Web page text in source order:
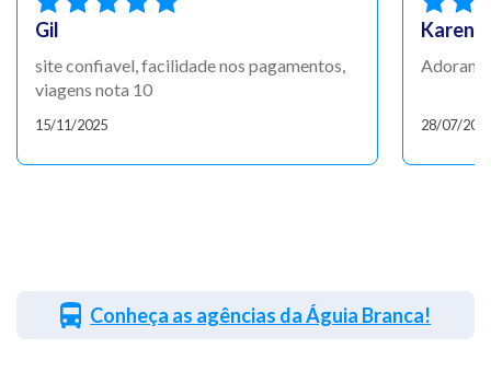
Gil
site confiavel, facilidade nos pagamentos,
viagens nota 10
15/11/2025
Karen
28/07/
Conheça as agências da Águia Branca!